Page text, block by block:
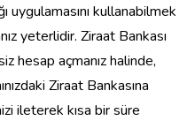
uygulamasını kullanabilmek
yeterlidir. Ziraat Bankası
hesap açmanız halinde,
Ziraat Bankasına
ileterek kısa bir süre